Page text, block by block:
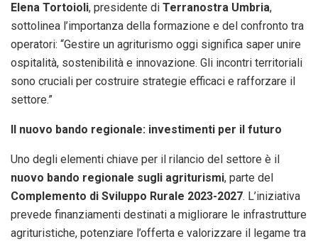
Elena Tortoioli, presidente di Terranostra Umbria,
sottolinea l’importanza della formazione e del confronto tra
operatori: “Gestire un agriturismo oggi significa saper unire
ospitalità, sostenibilità e innovazione. Gli incontri territoriali
sono cruciali per costruire strategie efficaci e rafforzare il
settore.”
Il nuovo bando regionale: investimenti per il futuro
Uno degli elementi chiave per il rilancio del settore è il
nuovo bando regionale sugli agriturismi, parte del
Complemento di Sviluppo Rurale 2023-2027. L’iniziativa
prevede finanziamenti destinati a migliorare le infrastrutture
agrituristiche, potenziare l’offerta e valorizzare il legame tra